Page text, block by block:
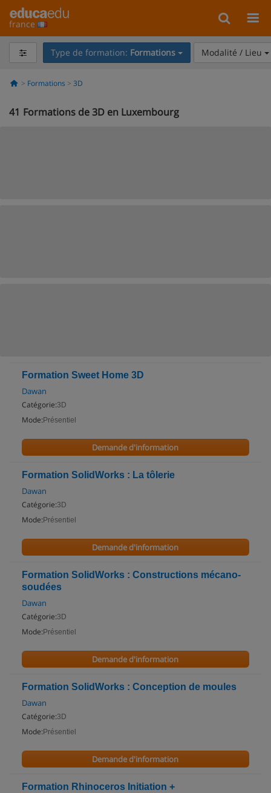
france
Type de formation: Formations Modalité / Lieu
Formations 3D
41 Formations de 3D en Luxembourg
Formation Sweet Home 3D
Dawan
Catégorie:3D
Mode: Présentiel
Demande d'information
Formation SolidWorks : La tôlerie
Dawan
Catégorie:3D
Mode: Présentiel
Demande d'information
Formation SolidWorks : Constructions mécano-
soudées
Dawan
Catégorie:3D
Mode: Présentiel
Demande d'information
Formation SolidWorks : Conception de moules
Dawan
Catégorie:3D
Mode: Présentiel
Demande d'information
Formation Rhinoceros Initiation +